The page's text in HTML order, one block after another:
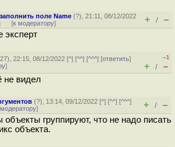
поле Name (?), 21:11, 08/12/2022
[к модератору] + / –
эксперт
27), 22:15, 08/12/2022 [^] [^^] [^^^] [ответить]
]
–1
+ / –
не видел
(?), 13:14, 09/12/2022 [^] [^^] [^^^]
] + / –
объекты группируют, что не надо писать
объекта.